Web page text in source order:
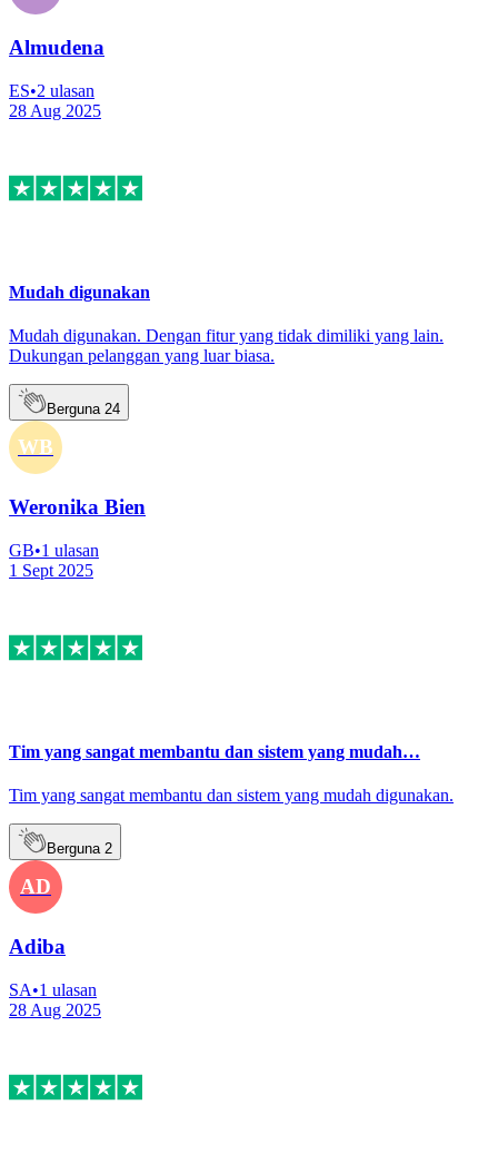
Almudena
ES•2 ulasan
28 Aug 2025
Mudah digunakan
Mudah digunakan. Dengan fitur yang tidak dimiliki yang lain.
Dukungan pelanggan yang luar biasa.
Berguna 24
WB
Weronika Bien
GB•1 ulasan
1 Sept 2025
Tim yang sangat membantu dan sistem yang mudah…
Tim yang sangat membantu dan sistem yang mudah digunakan.
Berguna 2
AD
Adiba
SA•1 ulasan
28 Aug 2025